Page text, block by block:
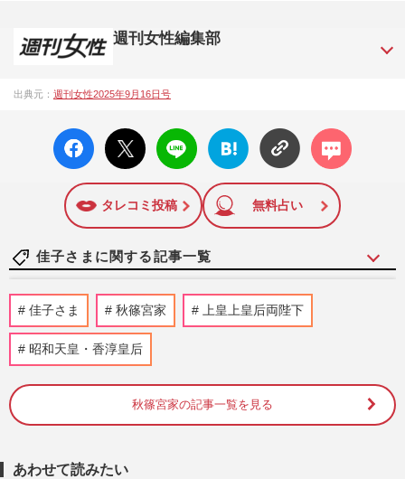
週刊女性編集部
シップや事件、皇室の話題、感動ドキュメント、美容・健
12日号で「眞子さま嫁ぎ先の“義母”が抱える400万円超の“借金
トラブル”」報道をスクープ。この一報から約2か月後、宮内庁
は結婚延期を発表。同記事は2018年の「編集者が選ぶ雑誌ジ
ャーナリズム賞」大賞を受賞した。毎週火曜日発売。
出典元： 週刊女性2025年9月16日号
facebo
ok い
X ポス
ト
LINE
はてな
ブック
に追加
コメン
ト
タレコミ投稿 無料占い
佳子さまに関する記事一覧
《佳子さまの歩み》皇室典範改正案の成立
に天皇陛下、愛子さまらの考えは？疑問が
渦巻く中、秋篠宮さまに期…
週刊女性2026年8月11日号
佳子さま、御殿場の高校馬術大会に“大人
モノトーンスタイル”で登場…耳元を彩る
週刊女性PRIME
佳子さま 秋篠宮家 上皇上皇后両陛下
昭和天皇・香淳皇后
秋篠宮家の記事一覧を見る
あわせて読みたい